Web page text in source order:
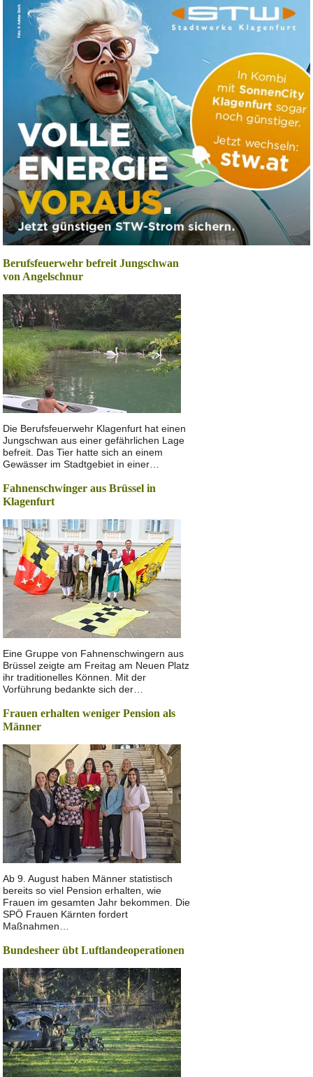
Berufsfeuerwehr befreit Jungschwan
von Angelschnur
Die Berufsfeuerwehr Klagenfurt hat einen
Jungschwan aus einer gefährlichen Lage
befreit. Das Tier hatte sich an einem
Gewässer im Stadtgebiet in einer…
Fahnenschwinger aus Brüssel in
Klagenfurt
Eine Gruppe von Fahnenschwingern aus
Brüssel zeigte am Freitag am Neuen Platz
ihr traditionelles Können. Mit der
Vorführung bedankte sich der…
Frauen erhalten weniger Pension als
Männer
Ab 9. August haben Männer statistisch
bereits so viel Pension erhalten, wie
Frauen im gesamten Jahr bekommen. Die
SPÖ Frauen Kärnten fordert
Maßnahmen…
Bundesheer übt Luftlandeoperationen